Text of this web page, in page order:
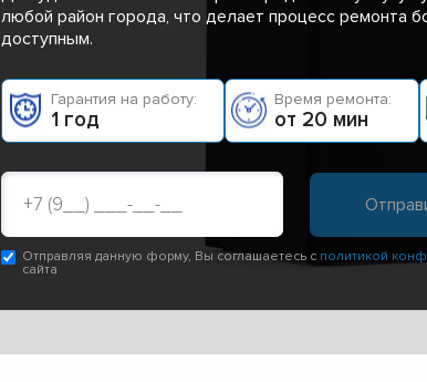
любой район города, что делает процесс ремонта
доступным.
Гарантия на работу:
1 год
Время ремонта:
от 20 мин
Отправляя данную форму, Вы соглашаетесь с политикой
сайта